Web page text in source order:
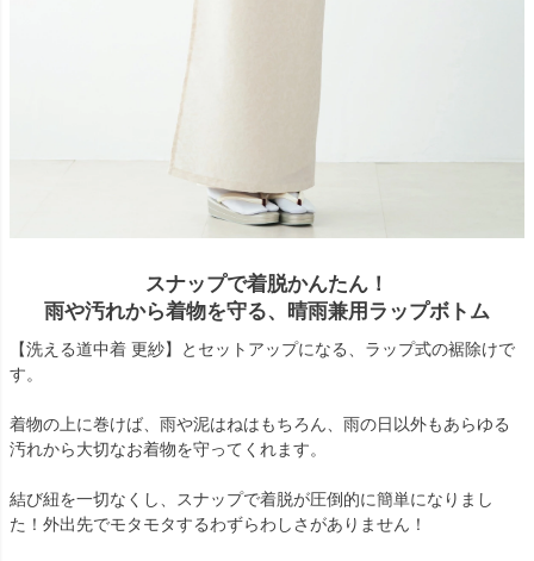
スナップで着脱かんたん！
雨や汚れから着物を守る、晴雨兼用ラップボトム
【洗える道中着 更紗】とセットアップになる、ラップ式の裾除けで
す。
着物の上に巻けば、雨や泥はねはもちろん、雨の日以外もあらゆる
汚れから大切なお着物を守ってくれます。
結び紐を一切なくし、スナップで着脱が圧倒的に簡単になりまし
た！外出先でモタモタするわずらわしさがありません！